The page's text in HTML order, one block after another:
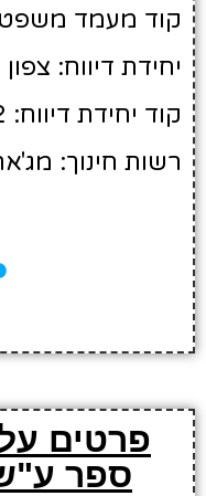
קוד מעמד
יחידת דיווח: צפון
קוד יחידת דיווח: 2
רשות חינוך: מג'אר
פרטים
ספר